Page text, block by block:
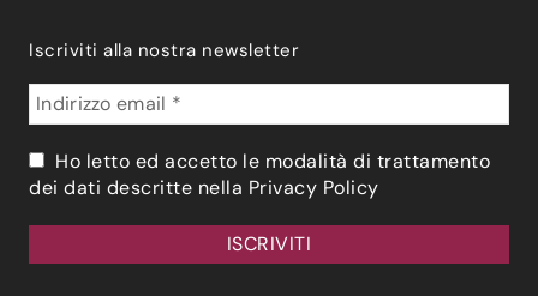
Iscriviti alla nostra newsletter
Ho letto ed accetto le modalità di trattamento
dei dati descritte nella Privacy Policy